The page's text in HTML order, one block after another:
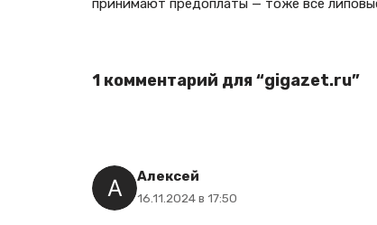
принимают предоплаты — тоже все
1 комментарий для “gigazet.ru”
Алексей
16.11.2024 в 17:50